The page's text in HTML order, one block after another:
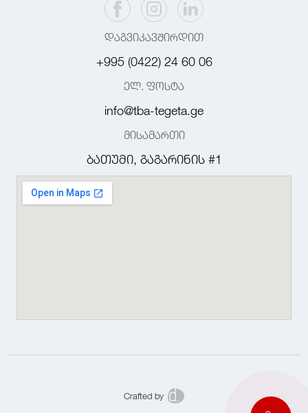
დაგვიკავშირდით
+995 (0422) 24 60 06
ელ. ფოსტა
info@tba-tegeta.ge
მისამართი
ბათუმი, გაგარინის #1
Crafted by